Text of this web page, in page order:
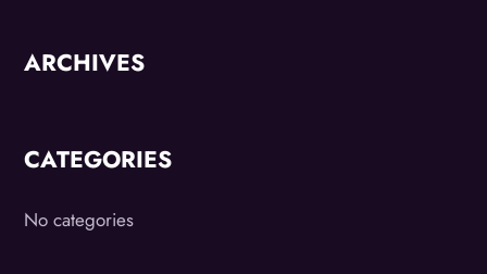
ARCHIVES
CATEGORIES
No categories